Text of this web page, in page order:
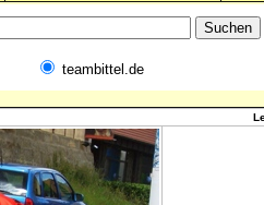
teambittel.de